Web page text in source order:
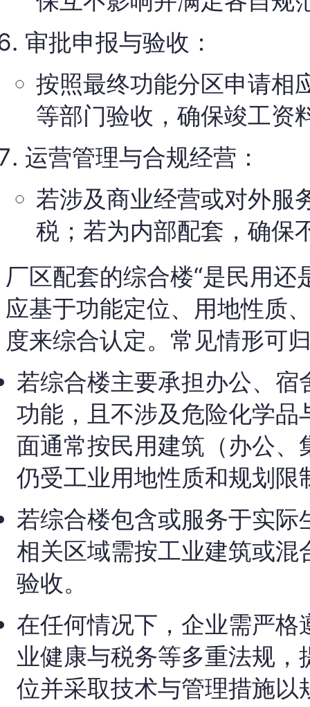
审批申报与验收：
按照最终功能分区申请相
等部门验收，确保竣工资
运营管理与合规经营：
若涉及商业经营或对外服
税；若为内部配套，确保
厂区配套的综合楼“是民用
应基于功能定位、用地性质
度来综合认定。常见情形可
若综合楼主要承担办公、
功能，且不涉及危险化学
面通常按民用建筑（办公
仍受工业用地性质和规划限
若综合楼包含或服务于实
相关区域需按工业建筑或
验收。
在任何情况下，企业需严
业健康与税务等多重法规
位并采取技术与管理措施以